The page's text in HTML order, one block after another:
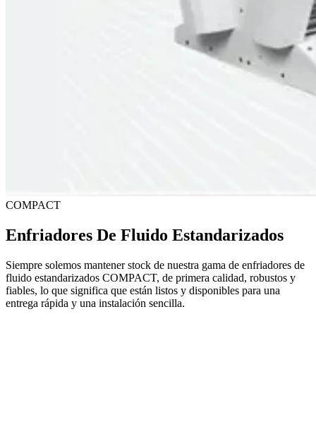
COMPACT
Enfriadores De Fluido Estandarizados
Siempre solemos mantener stock de nuestra gama de enfriadores de
fluido estandarizados COMPACT, de primera calidad, robustos y
fiables, lo que significa que están listos y disponibles para una
entrega rápida y una instalación sencilla.